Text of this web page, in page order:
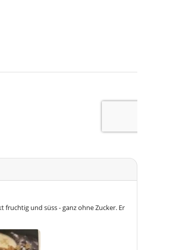
fruchtig und süss - ganz ohne Zucker. Er